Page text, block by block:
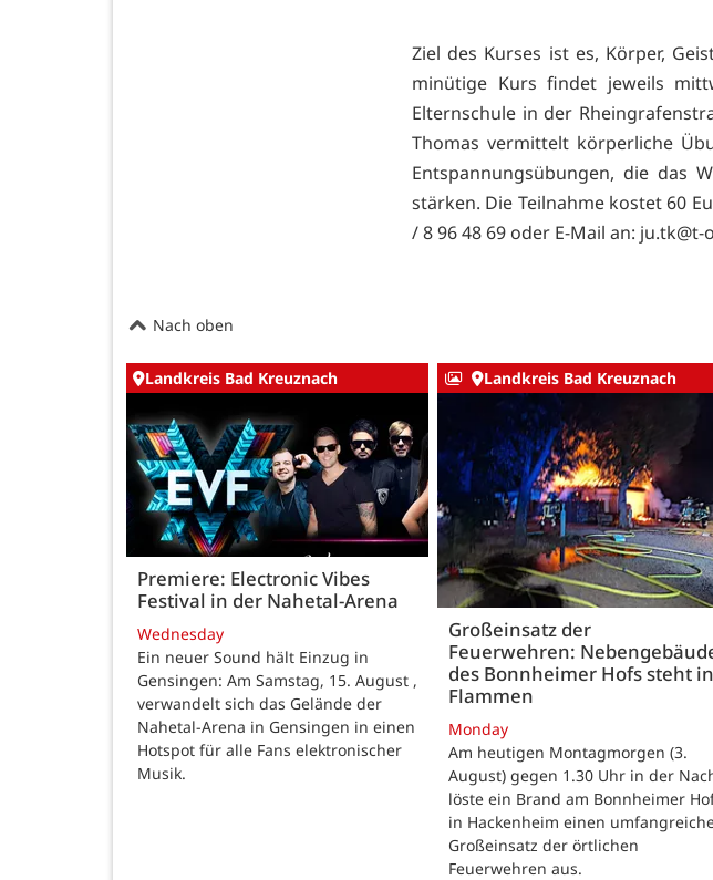
Ziel des Kurses ist es, Körper,
minütige Kurs findet jeweils
Elternschule in der
Thomas vermittelt körperliche
Entspannungsübungen, die das
stärken. Die Teilnahme kostet 60
/ 8 96 48 69 oder E-Mail an: ju.tk@t-
Nach oben
Landkreis Bad Kreuznach
Premiere: Electronic Vibes
Festival in der Nahetal-Arena
Wednesday
Ein neuer Sound hält Einzug in
Gensingen: Am Samstag, 15. August ,
verwandelt sich das Gelände der
Nahetal-Arena in Gensingen in einen
Hotspot für alle Fans elektronischer
Musik.
Landkreis Bad Kreuznach
Großeinsatz der
Feuerwehren:
des Bonnheimer Hofs steht in
Flammen
Monday
Am heutigen Montagmorgen (3.
August) gegen 1.30 Uhr in der
löste ein Brand am Bonnheimer
in Hackenheim einen
Großeinsatz der örtlichen
Feuerwehren aus.